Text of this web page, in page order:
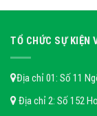
TỔ CHỨC SỰ KIỆN
Địa chỉ 01: Số 11
Địa chỉ 2: Số 152